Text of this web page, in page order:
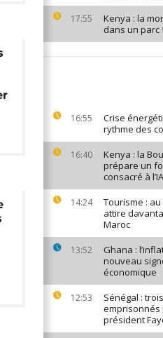
17:55
Kenya : la
dans un
16:55
Crise
rythme des
16:40
Kenya : la
prépare un
consacré à l’IA
14:24
Tourisme :
attire
Maroc
13:52
Ghana :
nouveau
économique
12:53
Sénégal :
emprisonnés
président